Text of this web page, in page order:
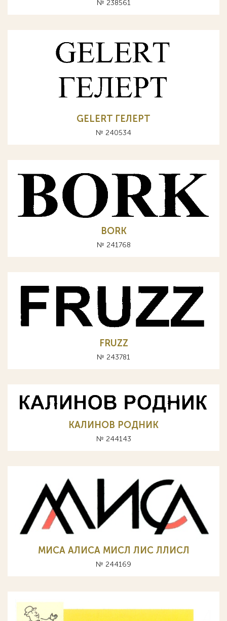
№ 238561
GELERT ГЕЛЕРТ
№ 240534
BORK
№ 241768
FRUZZ
№ 243781
КАЛИНОВ РОДНИК
№ 244143
МИСА АЛИСА МИСЛ ЛИС ЛЛИСЛ
№ 244169